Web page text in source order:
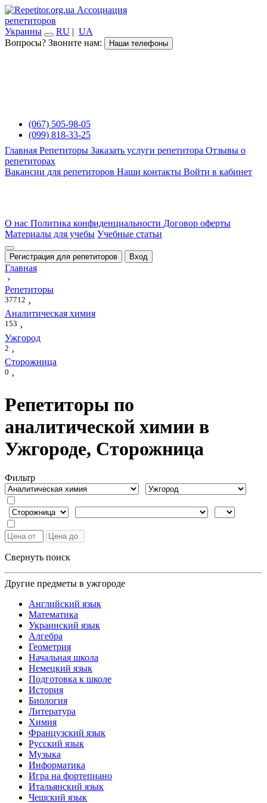
Ассоциация
репетиторов
Украины
RU | UA
Вопросы? Звоните нам:
Наши телефоны
(067) 505-98-05
(099) 818-33-25
Главная Репетиторы Заказать услуги репетитора Отзывы о
репетиторах
Вакансии для репетиторов Наши контакты Войти в кабинет
О нас Политика конфиденциальности Договор оферты
Материалы для учебы Учебные статьи
Регистрация для репетиторов Вход
Главная
›
Репетиторы
37712 ›
Аналитическая химия
153 ›
Ужгород
2 ›
Сторожница
0 ›
Репетиторы по
аналитической химии в
Ужгороде, Сторожница
Фильтр
Свернуть поиск
Другие предметы в ужгороде
Английский язык
Математика
Украинский язык
Алгебра
Геометрия
Начальная школа
Немецкий язык
Подготовка к школе
История
Биология
Литература
Химия
Французский язык
Русский язык
Музыка
Информатика
Игра на фортепиано
Итальянский язык
Чешский язык